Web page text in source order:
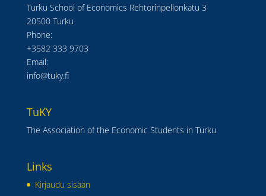
Turku School of Economics Rehtorinpellonkatu 3
20500 Turku
Phone:
+3582 333 9703
Email:
info@tuky.fi
TuKY
The Association of the Economic Students in Turku
Links
Kirjaudu sisään